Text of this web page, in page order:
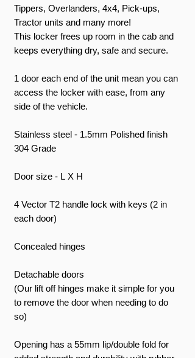
Tippers, Overlanders, 4x4, Pick-ups,
Tractor units and many more!
This locker frees up room in the cab and
keeps everything dry, safe and secure.
1 door each end of the unit mean you can
access the locker with ease, from any
side of the vehicle.
Stainless steel - 1.5mm Polished finish
304 Grade
Door size - L X H
4 Vector T2 handle lock with keys (2 in
each door)
Concealed hinges
Detachable doors
(Our lift off hinges make it simple for you
to remove the door when needing to do
so)
Opening has a 55mm lip/double fold for